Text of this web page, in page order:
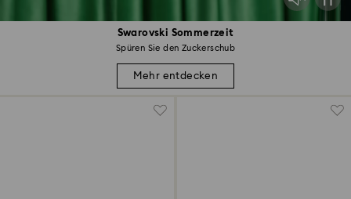
Swarovski Sommerzeit
Spüren Sie den Zuckerschub
Mehr entdecken